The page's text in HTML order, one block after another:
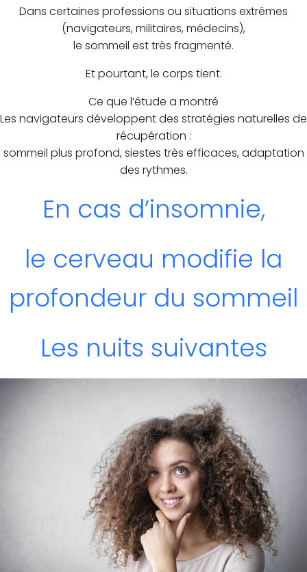
Dans certaines professions ou situations extrêmes
(navigateurs, militaires, médecins),
le sommeil est très fragmenté.
Et pourtant, le corps tient.
Ce que l’étude a montré
Les navigateurs développent des stratégies naturelles de
récupération :
sommeil plus profond, siestes très efficaces, adaptation
des rythmes.
En cas d’insomnie,
le cerveau modifie la
profondeur du sommeil
Les nuits suivantes